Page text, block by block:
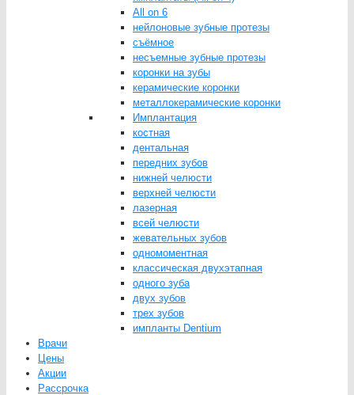
All on 6
нейлоновые зубные протезы
съёмное
несъемные зубные протезы
коронки на зубы
керамические коронки
металлокерамические коронки
Имплантация
костная
дентальная
передних зубов
нижней челюсти
верхней челюсти
лазерная
всей челюсти
жевательных зубов
одномоментная
классическая двухэтапная
одного зуба
двух зубов
трех зубов
импланты Dentium
Врачи
Цены
Акции
Рассрочка